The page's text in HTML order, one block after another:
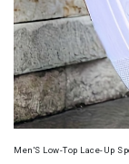
Men'S Low-Top Lace-Up